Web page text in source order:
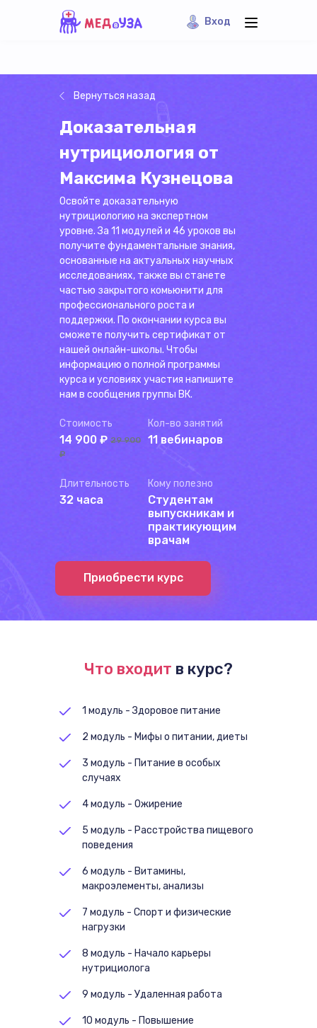
Вход
Вернуться назад
Доказательная
нутрициология от
Максима Кузнецова
Освойте доказательную
нутрициологию на экспертном
уровне. За 11 модулей и 46 уроков вы
получите фундаментальные знания,
основанные на актуальных научных
исследованиях, также вы станете
частью закрытого комьюнити для
профессионального роста и
поддержки. По окончании курса вы
сможете получить сертификат от
нашей онлайн-школы. Чтобы
информацию о полной программы
курса и условиях участия напишите
нам в сообщения группы ВК.
Стоимость
14 900 ₽ 29 900
₽
Кол-во занятий
11 вебинаров
Длительность
32 часа
Кому полезно
Студентам
выпускникам и
практикующим
врачам
Приобрести курс
Что входит в курс?
1 модуль - Здоровое питание
2 модуль - Мифы о питании, диеты
3 модуль - Питание в особых
случаях
4 модуль - Ожирение
5 модуль - Расстройства пищевого
поведения
6 модуль - Витамины,
макроэлементы, анализы
7 модуль - Спорт и физические
нагрузки
8 модуль - Начало карьеры
нутрициолога
9 модуль - Удаленная работа
10 модуль - Повышение